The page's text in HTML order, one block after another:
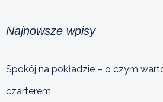
Najnowsze wpisy
Spokój na pokładzie – o czym
czarterem